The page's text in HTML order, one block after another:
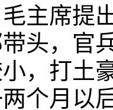
主席提
头，官
，打土
个月以